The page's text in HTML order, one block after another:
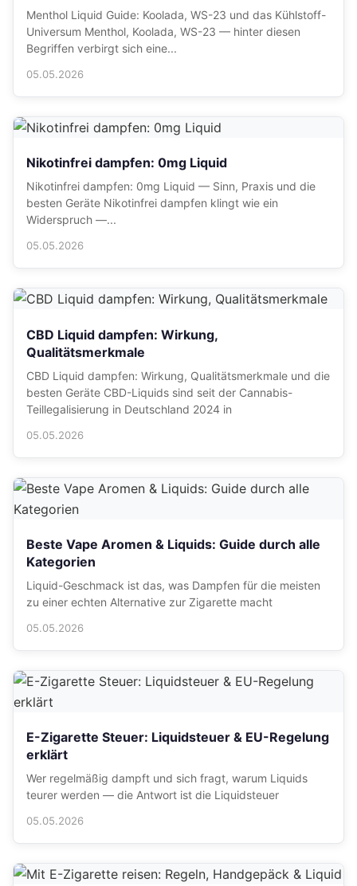
Menthol Liquid Guide: Koolada, WS-23 und das Kühlstoff-
Universum Menthol, Koolada, WS-23 — hinter diesen
Begriffen verbirgt sich eine...
05.05.2026
Nikotinfrei dampfen: 0mg Liquid
Nikotinfrei dampfen: 0mg Liquid — Sinn, Praxis und die
besten Geräte Nikotinfrei dampfen klingt wie ein
Widerspruch —...
05.05.2026
CBD Liquid dampfen: Wirkung,
Qualitätsmerkmale
CBD Liquid dampfen: Wirkung, Qualitätsmerkmale und die
besten Geräte CBD-Liquids sind seit der Cannabis-
Teillegalisierung in Deutschland 2024 in
05.05.2026
Beste Vape Aromen & Liquids: Guide durch alle
Kategorien
Liquid-Geschmack ist das, was Dampfen für die meisten
zu einer echten Alternative zur Zigarette macht
05.05.2026
E-Zigarette Steuer: Liquidsteuer & EU-Regelung
erklärt
Wer regelmäßig dampft und sich fragt, warum Liquids
teurer werden — die Antwort ist die Liquidsteuer
05.05.2026